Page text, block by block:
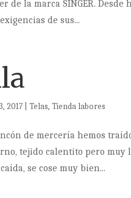
de la marca SINGER. Desde
de sus...
2017 |Telas,Tienda labores
de mercería hemos
tejido calentito pero muy
se cose muy bien...